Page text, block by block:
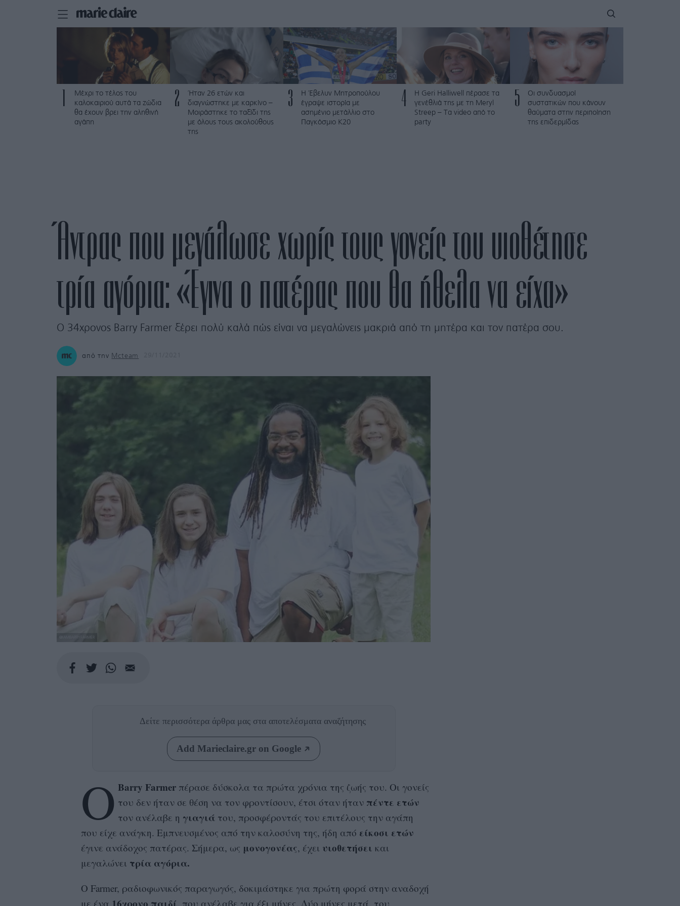
Μέχρι το τέλος του
καλοκαιριού αυτά τα ζώδια
θα έχουν βρει την αληθινή
αγάπη
2
Ήταν 26 ετών και
διαγνώστηκε με καρκίνο –
Μοιράστηκε το ταξίδι της
με όλους τους ακολούθους
της
3
Η Έβελυν Μητροπούλου
έγραψε ιστορία με
ασημένιο μετάλλιο στο
Παγκόσμιο Κ20
4
Η Geri Halliwell πέρασε τα
γενέθλιά της με τη Meryl
Streep – Τα video από το
party
5
Οι συνδυασμοί
συστατικών που κάνουν
θαύματα στην περιποίηση
της επιδερμίδας
Άντρας που μεγάλωσε χωρίς τους γονείς του υιοθέτησε
τρία αγόρια: «Έγινα ο πατέρας που θα ήθελα να είχα»
Ο 34χρονος Barry Farmer ξέρει πολύ καλά πώς είναι να μεγαλώνεις μακριά από τη μητέρα και τον πατέρα σου.
από την Mcteam
@IAMBARRYFARMER
Δείτε περισσότερα άρθρα μας στα αποτελέσματα αναζήτησης
Add Marieclaire.gr on Google
Ο Barry Farmer πέρασε δύσκολα τα πρώτα χρόνια της ζωής του. Οι γονείς
του δεν ήταν σε θέση να τον φροντίσουν, έτσι όταν ήταν πέντε ετών
τον ανέλαβε η γιαγιά του, προσφέροντάς του επιτέλους την αγάπη
που είχε ανάγκη. Εμπνευσμένος από την καλοσύνη της, ήδη από είκοσι ετών
έγινε ανάδοχος πατέρας. Σήμερα, ως μονογονέας, έχει υιοθετήσει και
μεγαλώνει τρία αγόρια.
Ο Farmer, ραδιοφωνικός παραγωγός, δοκιμάστηκε για πρώτη φορά στην αναδοχή
με ένα
, που ανέλαβε για έξι μήνες. Δύο μήνες μετά, του